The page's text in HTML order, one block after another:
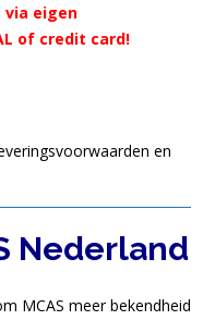
via eigen
of credit card!
en
Nederland
MCAS meer bekendheid